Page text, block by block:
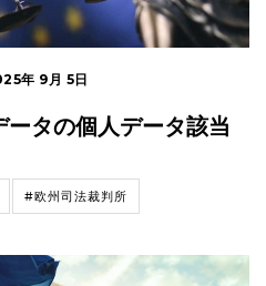
年 9月 5日
タの個人データ該当
#欧州司法裁判所